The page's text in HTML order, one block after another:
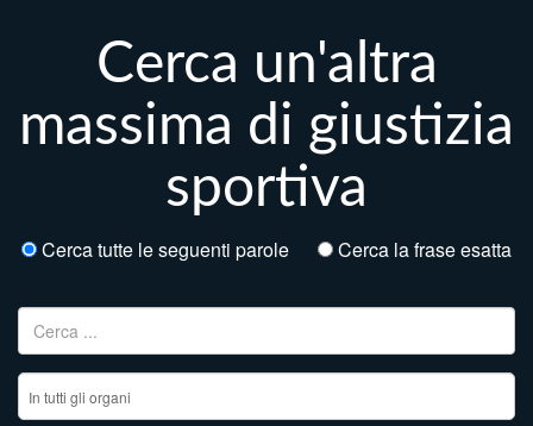
Cerca un'altra
massima di giustizia
sportiva
Cerca tutte le seguenti parole Cerca la frase esatta
Ricerca per: